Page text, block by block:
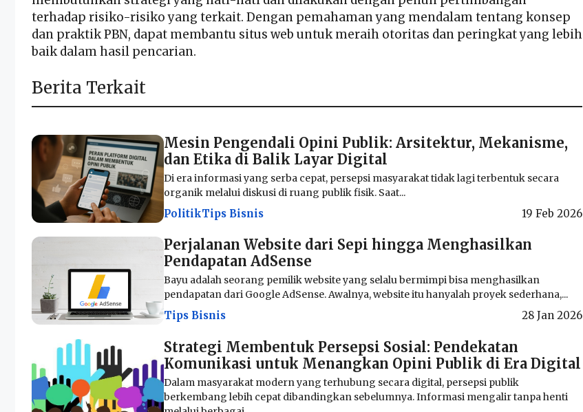
terhadap risiko-risiko yang terkait. Dengan pemahaman yang mendalam tentang konsep
dan praktik PBN, dapat membantu situs web untuk meraih otoritas dan peringkat yang lebih
baik dalam hasil pencarian.
Berita Terkait
Mesin Pengendali Opini Publik: Arsitektur, Mekanisme,
dan Etika di Balik Layar Digital
Di era informasi yang serba cepat, persepsi masyarakat tidak lagi terbentuk secara
organik melalui diskusi di ruang publik fisik. Saat...
PolitikTips Bisnis 19 Feb 2026
Perjalanan Website dari Sepi hingga Menghasilkan
Pendapatan AdSense
Bayu adalah seorang pemilik website yang selalu bermimpi bisa menghasilkan
pendapatan dari Google AdSense. Awalnya, website itu hanyalah proyek sederhana,...
Tips Bisnis 28 Jan 2026
Strategi Membentuk Persepsi Sosial: Pendekatan
Komunikasi untuk Menangkan Opini Publik di Era Digital
Dalam masyarakat modern yang terhubung secara digital, persepsi publik
berkembang lebih cepat dibandingkan sebelumnya. Informasi mengalir tanpa henti